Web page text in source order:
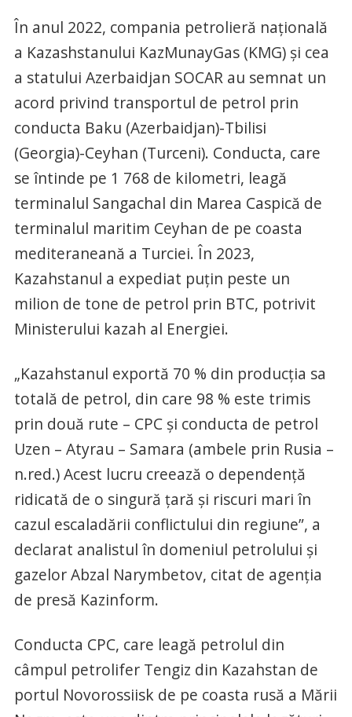
În anul 2022, compania petrolieră națională
a Kazashstanului KazMunayGas (KMG) și cea
a statului Azerbaidjan SOCAR au semnat un
acord privind transportul de petrol prin
conducta Baku (Azerbaidjan)-Tbilisi
(Georgia)-Ceyhan (Turceni). Conducta, care
se întinde pe 1 768 de kilometri, leagă
terminalul Sangachal din Marea Caspică de
terminalul maritim Ceyhan de pe coasta
mediteraneană a Turciei. În 2023,
Kazahstanul a expediat puțin peste un
milion de tone de petrol prin BTC, potrivit
Ministerului kazah al Energiei.
„Kazahstanul exportă 70 % din producția sa
totală de petrol, din care 98 % este trimis
prin două rute – CPC și conducta de petrol
Uzen – Atyrau – Samara (ambele prin Rusia –
n.red.) Acest lucru creează o dependență
ridicată de o singură țară și riscuri mari în
cazul escaladării conflictului din regiune”, a
declarat analistul în domeniul petrolului și
gazelor Abzal Narymbetov, citat de agenția
de presă Kazinform.
Conducta CPC, care leagă petrolul din
câmpul petrolifer Tengiz din Kazahstan de
portul Novorossiisk de pe coasta rusă a Mării